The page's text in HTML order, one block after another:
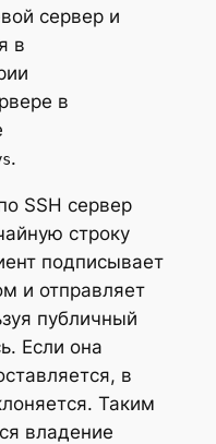
сервер и
в
в
.
SSH сервер
строку
подписывает
и отправляет
публичный
Если она
в
Таким
владение